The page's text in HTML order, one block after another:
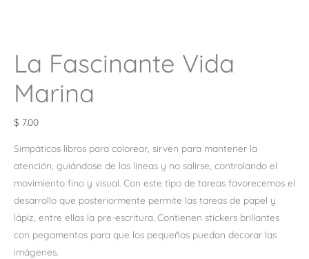
La Fascinante Vida
Marina
$ 7.00
Simpáticos libros para colorear, sirven para mantener la
atención, guiándose de las líneas y no salirse, controlando el
movimiento fino y visual. Con este tipo de tareas favorecemos el
desarrollo que posteriormente permite las tareas de papel y
lápiz, entre ellas la pre-escritura. Contienen stickers brillantes
con pegamentos para que los pequeños puedan decorar las
imágenes.